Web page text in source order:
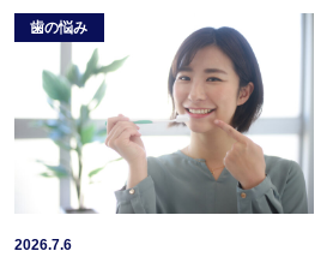
歯の悩み
2026.7.6